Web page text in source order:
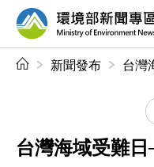
前往中央內容區塊
環境部新
新聞發布 台灣
台灣海域受難